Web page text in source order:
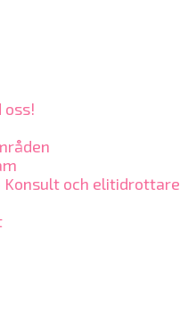
oss!
Konsult och elitidrottare